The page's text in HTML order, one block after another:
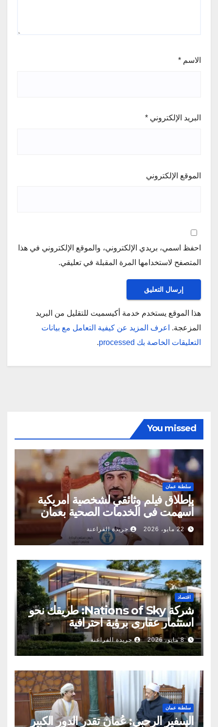
الاسم *
البريد الإلكتروني *
الموقع الإلكتروني
احفظ اسمي، بريدي الإلكتروني، والموقع الإلكتروني في هذا
المتصفح لاستخدامها المرة المقبلة في تعليقي.
هذا الموقع يستخدم خدمة أكيسميت للتقليل من البريد
المزعجة.
اعرف المزيد عن كيفية التعامل مع بيانات
التعليقات الخاصة بك processed
.
You missed
سلطنة عمان
بإطلاق فيلم وثائقي لشخصية أمريكية
أسهمت في الخدمات الصحية بعمان
22 مايو، 2026 جريدة الفراعنة
اقتصاد
شركة Nations of Sky: طريقك نحو
استثمار عقاري برؤية احترافية
8 مايو، 2026 جريدة الفراعنة
سلطنة عمان
السفير الرحبي: عُمان تقدر الدور الكبير